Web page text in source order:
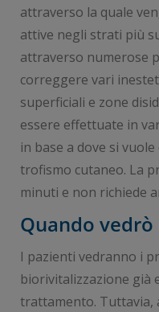
attraverso la quale
attive negli strati più
attraverso numerose
correggere vari
superficiali e zone
essere effettuate in
in base a dove si
trofismo cutaneo. La
minuti e non richiede
Quando
I pazienti vedranno i
biorivitalizzazione già
trattamento. Tuttavia,